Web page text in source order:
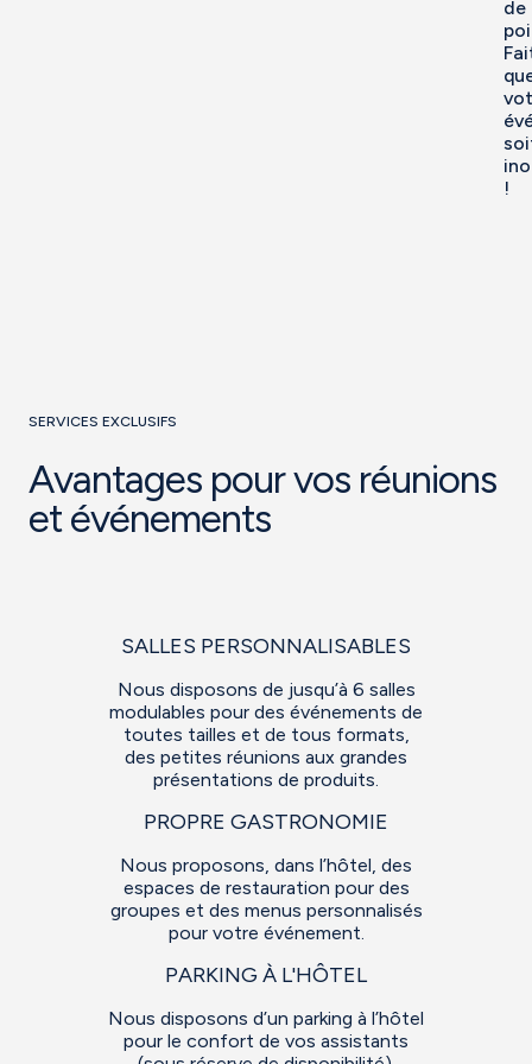
de
!
SERVICES EXCLUSIFS
Avantages pour vos réunions
et événements
SALLES PERSONNALISABLES
Nous disposons de jusqu’à 6 salles
modulables pour des événements de
toutes tailles et de tous formats,
des petites réunions aux grandes
présentations de produits.
PROPRE GASTRONOMIE
Nous proposons, dans l’hôtel, des
espaces de restauration pour des
groupes et des menus personnalisés
pour votre événement.
PARKING À L'HÔTEL
Nous disposons d’un parking à l’hôtel
pour le confort de vos assistants